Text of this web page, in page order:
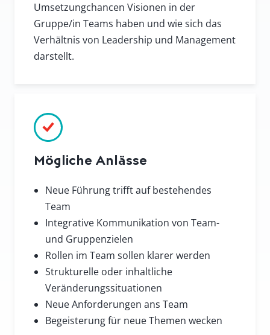
Umsetzungchancen Visionen in der
Gruppe/in Teams haben und wie sich das
Verhältnis von Leadership und Management
darstellt.
Mögliche Anlässe
Neue Führung trifft auf bestehendes
Team
Integrative Kommunikation von Team-
und Gruppenzielen
Rollen im Team sollen klarer werden
Strukturelle oder inhaltliche
Veränderungssituationen
Neue Anforderungen ans Team
Begeisterung für neue Themen wecken